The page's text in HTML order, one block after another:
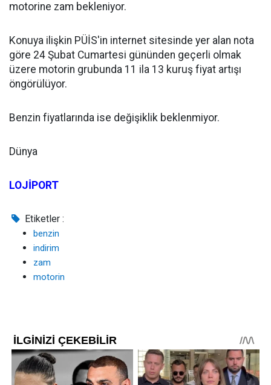
motorine zam bekleniyor.
Konuya ilişkin PÜİS'in internet sitesinde yer alan nota
göre 24 Şubat Cumartesi gününden geçerli olmak
üzere motorin grubunda 11 ila 13 kuruş fiyat artışı
öngörülüyor.
Benzin fiyatlarında ise değişiklik beklenmiyor.
Dünya
LOJİPORT
Etiketler :
benzin
indirim
zam
motorin